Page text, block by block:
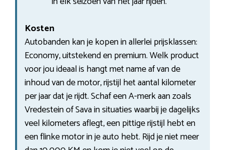
Kosten
Autobanden kan je kopen in allerlei prijsklassen:
Economy, uitstekend en premium. Welk product
voor jou ideaal is hangt met name af van de
inhoud van de motor, rijstijl het aantal kilometer
per jaar dat je rijdt. Schaf een A-merk aan zoals
Vredestein of Sava in situaties waarbij je dagelijks
veel kilometers aflegt, een pittige rijstijl hebt en
een flinke motor in je auto hebt. Rijd je niet meer